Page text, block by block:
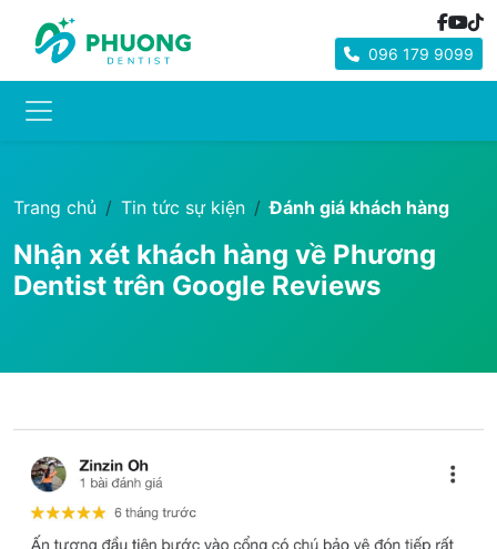
096 179 9099
Trang chủ Tin tức sự kiện Đánh giá khách hàng
Nhận xét khách hàng về Phương
Dentist trên Google Reviews